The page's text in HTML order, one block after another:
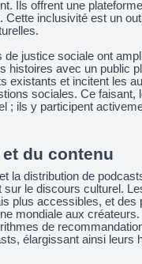
Ils offrent une
Cette inclusivité est un
justice sociale ont
histoires avec un public
existants et incitent les
sociales. Ce faisant,
; ils y participent
du contenu
la distribution de
sur le discours culturel.
plus accessibles, et des
mondiale aux créateurs.
de
élargissant ainsi leurs